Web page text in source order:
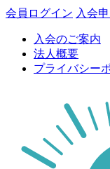
会員ログイン 入会
入会のご案内
法人概要
プライバシー